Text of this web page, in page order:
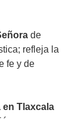
de
refleja la
fe y de
en Tlaxcala